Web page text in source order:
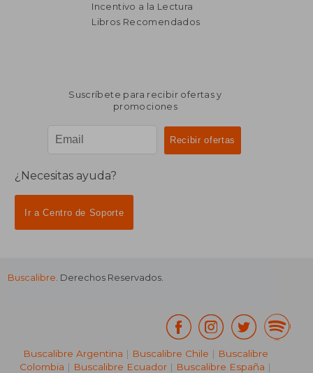
Incentivo a la Lectura
Libros Recomendados
Suscríbete para recibir ofertas y
promociones
¿Necesitas ayuda?
Ir a Centro de Soporte
Buscalibre. Derechos Reservados.
Buscalibre Argentina | Buscalibre Chile | Buscalibre
Colombia | Buscalibre Ecuador | Buscalibre España |